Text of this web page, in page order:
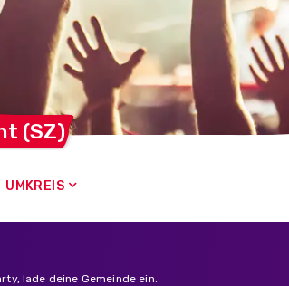
(SZ)
UMKREIS
lade deine Gemeinde ein.